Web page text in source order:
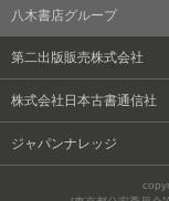
八木書店グループ
第二出版販売株式会社
株式会社日本古書通信社
ジャパンナレッジ